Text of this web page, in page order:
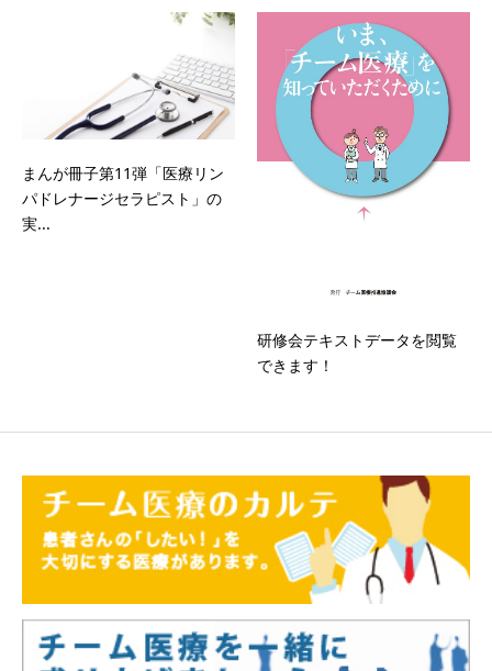
まんが冊子第11弾「医療リン
パドレナージセラピスト」の
実...
研修会テキストデータを閲覧
できます！